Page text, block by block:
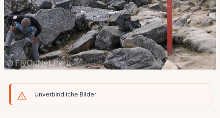
Unverbindliche Bilder